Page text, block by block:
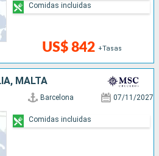
US$ 842 +Tasas
Comidas incluidas
MALTA
Barcelona 07/11/2027
Comidas incluidas